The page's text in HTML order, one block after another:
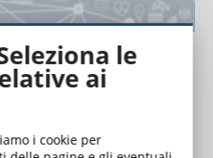
e Media
formazione
Learning
le
ai
i cookie per